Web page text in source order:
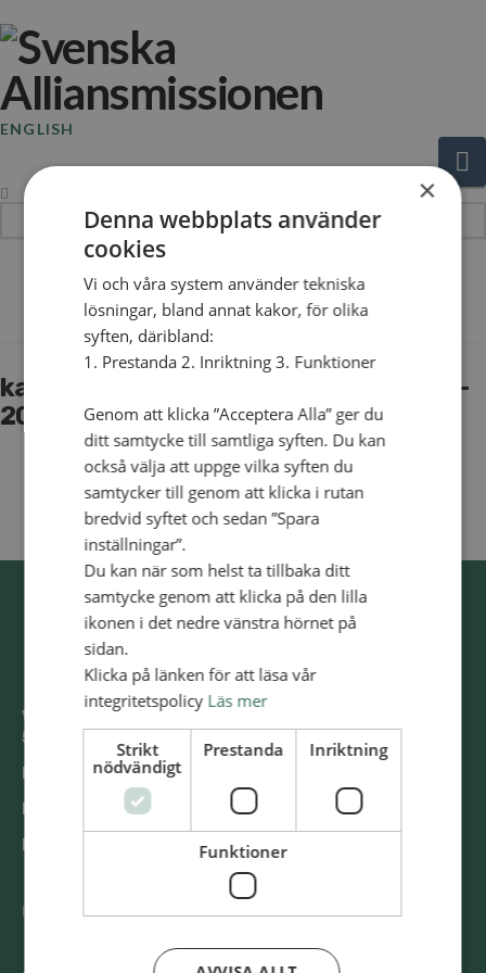
ENGLISH
The Blog
kalender-webben_trettondagsmoten-
20
Västra Storgatan 14
553 15 Jönköping
E-post: info@alliansmissionen.se
Fler kontaktuppgifter >
Report irregularities / Rapportera oegentligheter >
@SvenskaAlliansmissionen
×
Denna webbplats använder
cookies
Vi och våra system använder tekniska
lösningar, bland annat kakor, för olika
syften, däribland:
1. Prestanda 2. Inriktning 3. Funktioner
Genom att klicka ”Acceptera Alla” ger du
ditt samtycke till samtliga syften. Du kan
också välja att uppge vilka syften du
samtycker till genom att klicka i rutan
bredvid syftet och sedan ”Spara
inställningar”.
Du kan när som helst ta tillbaka ditt
samtycke genom att klicka på den lilla
ikonen i det nedre vänstra hörnet på
sidan.
Klicka på länken för att läsa vår
integritetspolicy Läs mer
Strikt
nödvändigt
Prestanda Inriktning
Funktioner